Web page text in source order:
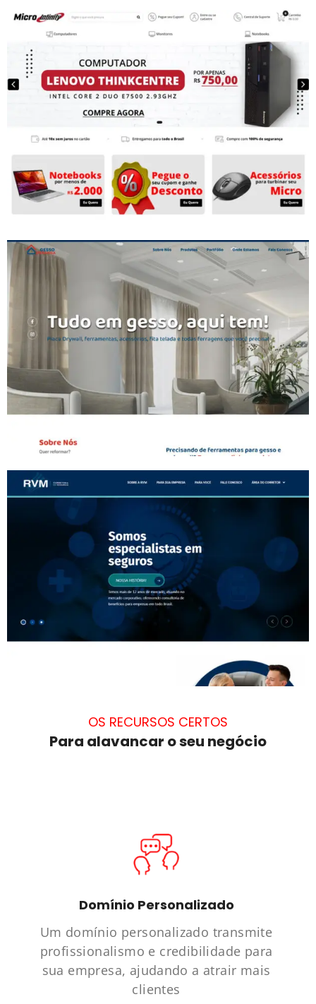
OS RECURSOS CERTOS
Para alavancar o seu negócio
Domínio Personalizado
Um domínio personalizado transmite
profissionalismo e credibilidade para
sua empresa, ajudando a atrair mais
clientes